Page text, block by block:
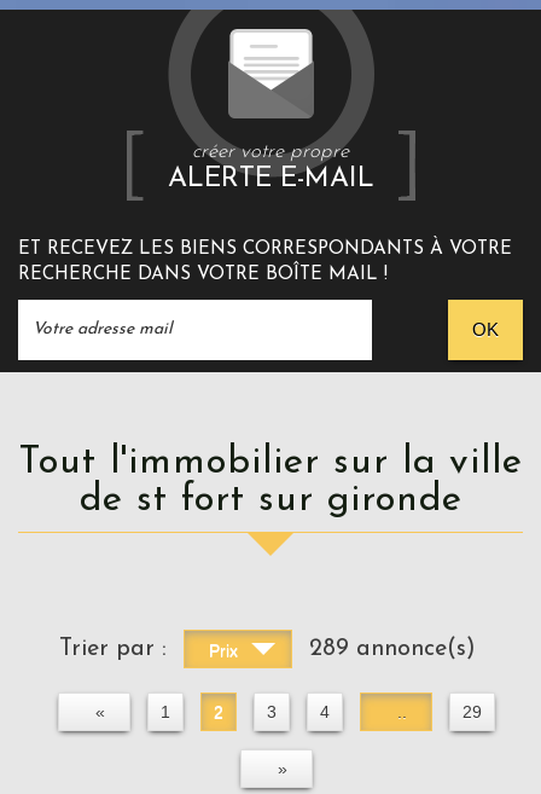
créer votre propre
ALERTE E-MAIL
ET RECEVEZ LES BIENS CORRESPONDANTS À VOTRE
RECHERCHE DANS VOTRE BOÎTE MAIL !
OK
Tout l'immobilier sur la ville
de st fort sur gironde
Trier par : Prix 289 annonce(s)
« 1 2 3 4 .. 29
»